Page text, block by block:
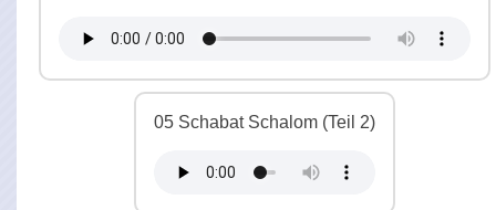
05 Schabat Schalom (Teil 2)